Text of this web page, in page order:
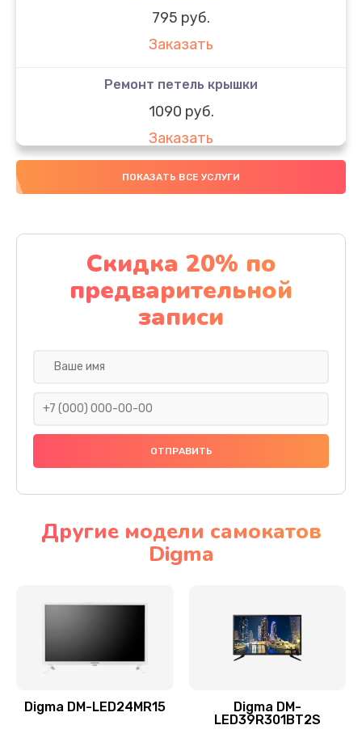
795 руб.
Заказать
Ремонт петель крышки
1090 руб.
Заказать
Замена вебкамеры
Заказать
Замена SSD
890 руб.
Заказать
Восстановление данных
Замена северного моста
Замена экрана
Замена шлейфа матрицы
Заказать
ПОКАЗАТЬ ВСЕ УСЛУГИ
Скидка 20% по
предварительной
записи
Другие модели самокатов
Digma
Digma DM-LED24MR15
Digma DM-
LED39R301BT2S